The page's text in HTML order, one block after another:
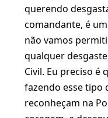
querendo
comandante, é
não vamos
qualquer
Civil. Eu preciso é
fazendo esse tipo
reconheçam na